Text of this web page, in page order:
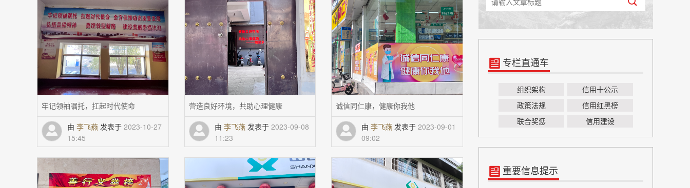
牢记领袖嘱托，扛起时代使命
由 李飞燕 发表于 2023-10-27
15:45
营造良好环境，共助心理健康
由 李飞燕发表于 2023-09-08
11:23
诚信同仁康，健康你我他
由李飞燕 发表于2023-09-01
09:02
专栏直通车
组织架构
信用十公示
政策法规
信用红黑榜
联合奖惩
信用建设
重要信息提示